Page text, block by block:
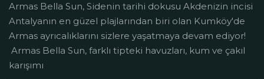
Armas Bella Sun, Sidenin tarihi dokusu Akdenizin incisi
Antalyanın en güzel plajlarından biri olan Kumköy'de
Armas ayrıcalıklarını sizlere yaşatmaya devam ediyor!
Armas Bella Sun, farklı tipteki havuzları, kum ve çakıl
karışımı